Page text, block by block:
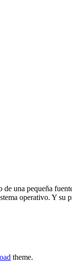
de una pequeña
operativo. Y su
theme.